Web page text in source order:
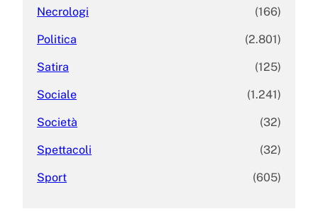
Necrologi (166)
Politica (2.801)
Satira (125)
Sociale (1.241)
Società (32)
Spettacoli (32)
Sport (605)